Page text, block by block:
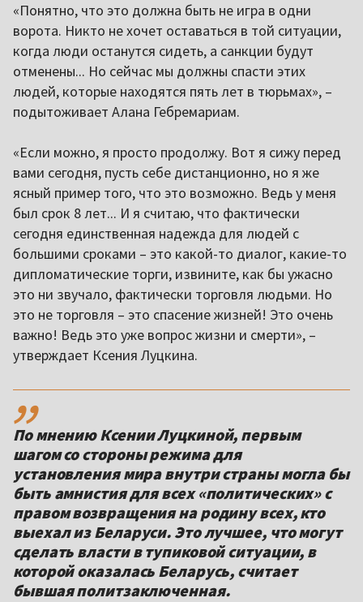
«Понятно, что это должна быть не игра в одни
ворота. Никто не хочет оставаться в той ситуации,
когда люди останутся сидеть, а санкции будут
отменены... Но сейчас мы должны спасти этих
людей, которые находятся пять лет в тюрьмах», –
подытоживает Алана Гебремариам.
«Если можно, я просто продолжу. Вот я сижу перед
вами сегодня, пусть себе дистанционно, но я же
ясный пример того, что это возможно. Ведь у меня
был срок 8 лет... И я считаю, что фактически
сегодня единственная надежда для людей с
большими сроками – это какой-то диалог, какие-то
дипломатические торги, извините, как бы ужасно
это ни звучало, фактически торговля людьми. Но
это не торговля – это спасение жизней! Это очень
важно! Ведь это уже вопрос жизни и смерти», –
утверждает Ксения Луцкина.
,,
По мнению Ксении Луцкиной, первым
шагом со стороны режима для
установления мира внутри страны могла бы
быть амнистия для всех «политических» с
правом возвращения на родину всех, кто
выехал из Беларуси. Это лучшее, что могут
сделать власти в тупиковой ситуации, в
которой оказалась Беларусь, считает
бывшая политзаключенная.